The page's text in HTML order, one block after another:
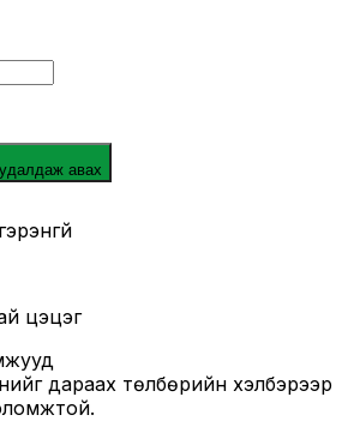
авах
цэцэг
дараах төлбөрийн хэлбэрээр